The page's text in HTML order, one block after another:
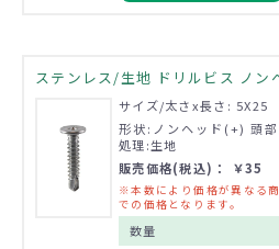
ステンレス/生地 ドリルビス ノン
サイズ/太さx長さ: 5X25
形状:ノンヘッド(+) 頭
処理:生地
販売価格(税込)： ￥35
※本数により価格が異なる
での価格となります。
数量